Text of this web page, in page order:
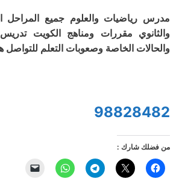
مدرس رياضيات والعلوم جميع المراحل
والثانوي مقررات ومناهج الكويت
والحالات الخاصة وصعوبات التعلم
98828482
من فضلك شارك :